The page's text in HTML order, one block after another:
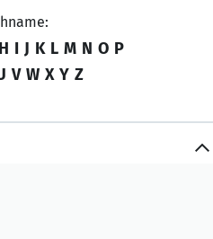
H I J K L M N O P
V W X Y Z